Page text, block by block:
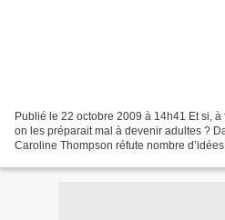
Publié le 22 octobre 2009 à 14h41 Et si,
on les préparait mal à devenir adultes ?
Caroline Thompson réfute nombre